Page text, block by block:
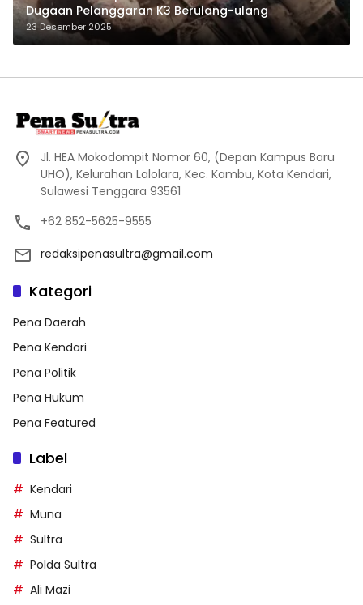
Dugaan Pelanggaran K3 Berulang-ulang
23 Desember 2025
Jl. HEA Mokodompit Nomor 60, (Depan Kampus Baru
UHO), Kelurahan Lalolara, Kec. Kambu, Kota Kendari,
Sulawesi Tenggara 93561
+62 852-5625-9555
redaksipenasultra@gmail.com
Kategori
Pena Daerah
Pena Kendari
Pena Politik
Pena Hukum
Pena Featured
Label
Kendari
Muna
Sultra
Polda Sultra
Ali Mazi